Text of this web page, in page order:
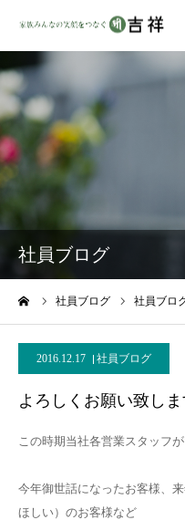
社員ブログ
社員ブログ 社員ブロ
2016.12.17 社員ブログ
よろしくお願い致しま
この時期当社各営業スタッフ
今年御世話になったお客様、
ほしい）のお客様など
商品ラインナップ
墓地・霊園を探す
吉祥の特徴